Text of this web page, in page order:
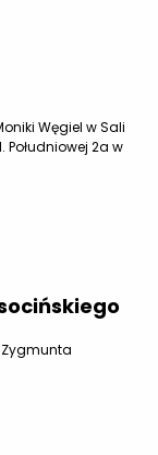
Węgiel w Sali
Południowej 2a w
Zygmunta